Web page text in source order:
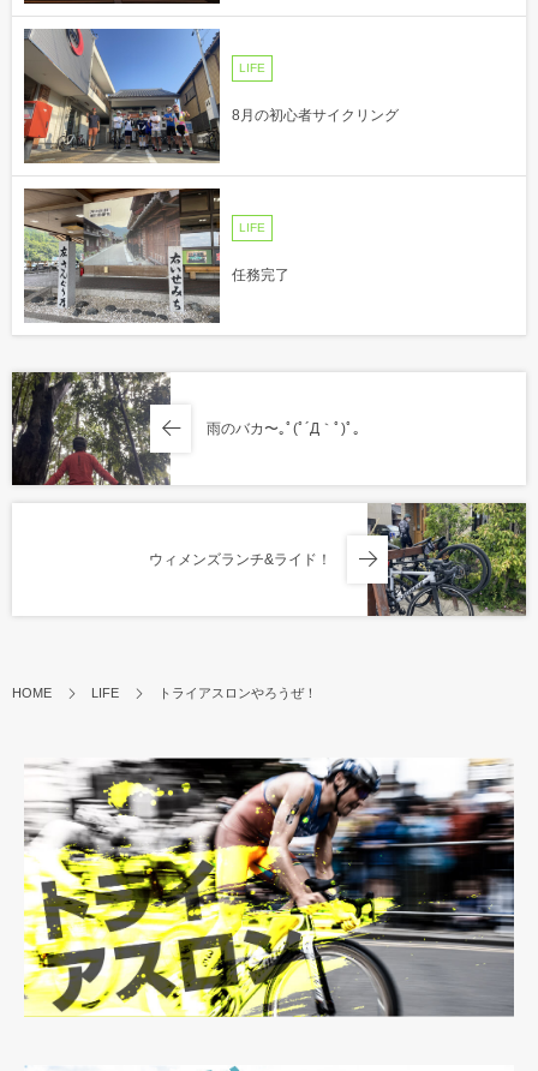
LIFE
8月の初心者サイクリング
LIFE
任務完了
雨のバカ〜｡ﾟ(ﾟ´Д｀ﾟ)ﾟ｡
ウィメンズランチ&ライド！
HOME LIFE トライアスロンやろうぜ！